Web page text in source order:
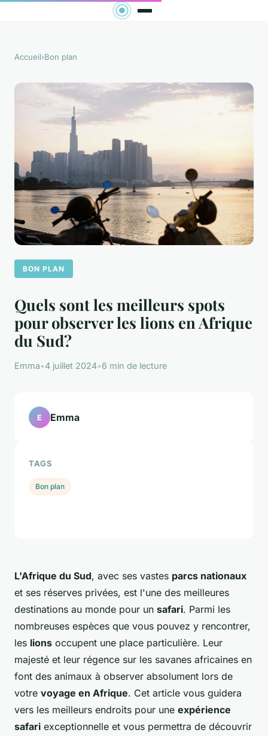
Accueil›Bon plan
BON PLAN
Quels sont les meilleurs spots
pour observer les lions en Afrique
du Sud?
Emma•4 juillet 2024•6 min de lecture
L'Afrique du Sud, avec ses vastes parcs nationaux
et ses réserves privées, est l'une des meilleures
destinations au monde pour un safari. Parmi les
nombreuses espèces que vous pouvez y rencontrer,
les lions occupent une place particulière. Leur
majesté et leur régence sur les savanes africaines en
font des animaux à observer absolument lors de
votre voyage en Afrique. Cet article vous guidera
vers les meilleurs endroits pour une expérience
safari exceptionnelle et vous permettra de découvrir
E Emma
TAGS
Bon plan